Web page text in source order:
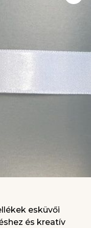
esküvői
és kreatív